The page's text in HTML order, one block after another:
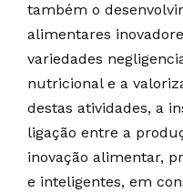
também o
alimentares
variedades
nutricional e a
destas atividades, a
ligação entre a
inovação alimentar,
e inteligentes, em